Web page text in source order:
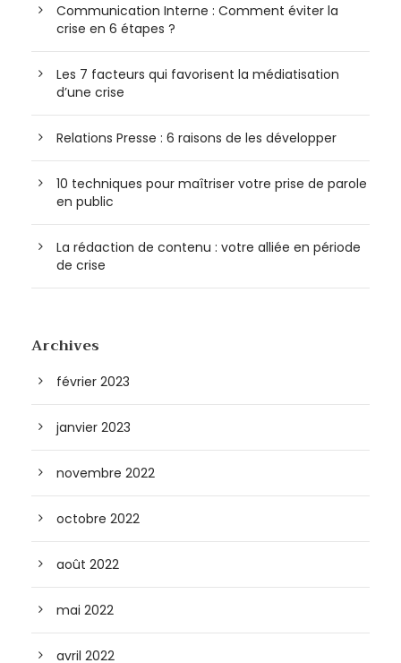
Communication Interne : Comment éviter la
crise en 6 étapes ?
Les 7 facteurs qui favorisent la médiatisation
d’une crise
Relations Presse : 6 raisons de les développer
10 techniques pour maîtriser votre prise de parole
en public
La rédaction de contenu : votre alliée en période
de crise
Archives
février 2023
janvier 2023
novembre 2022
octobre 2022
août 2022
mai 2022
avril 2022